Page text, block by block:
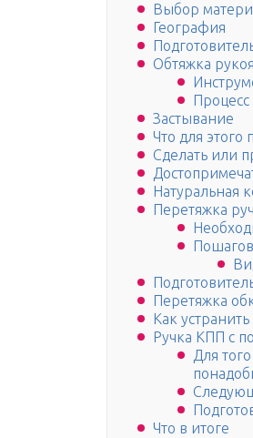
Выбор
География
Обтяжка
Застывание
Что для этого
Сделать или
Натуральная
Перетяжка
Перетяжка
Как
Ручка КПП с
Для
Что в итоге